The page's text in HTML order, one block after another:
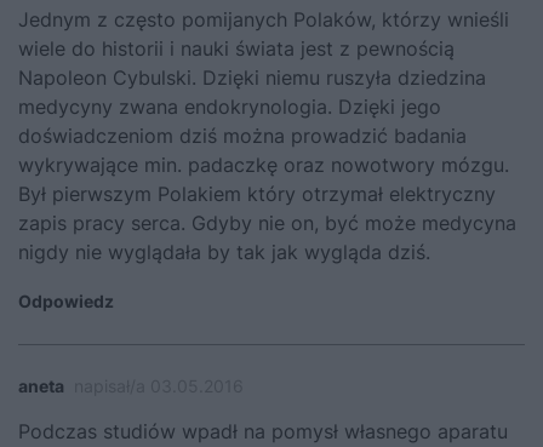
Jednym z często pomijanych Polaków, którzy wnieśli
wiele do historii i nauki świata jest z pewnością
Napoleon Cybulski. Dzięki niemu ruszyła dziedzina
medycyny zwana endokrynologia. Dzięki jego
doświadczeniom dziś można prowadzić badania
wykrywające min. padaczkę oraz nowotwory mózgu.
Był pierwszym Polakiem który otrzymał elektryczny
zapis pracy serca. Gdyby nie on, być może medycyna
nigdy nie wyglądała by tak jak wygląda dziś.
Odpowiedz
aneta
Podczas studiów wpadł na pomysł własnego aparatu